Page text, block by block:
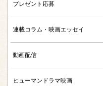
プレゼント応募
連載コラム・映画エッセイ
動画配信
ヒューマンドラマ映画